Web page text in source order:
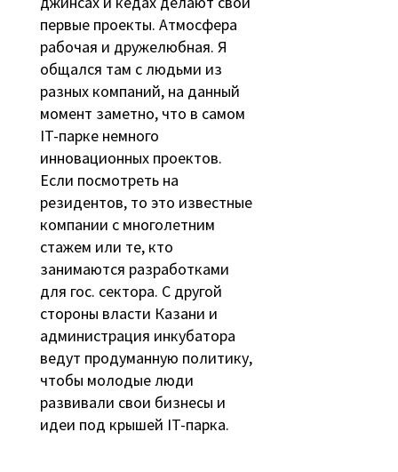
первые проекты. Атмосфера
рабочая и дружелюбная. Я
общался там с людьми из
разных компаний, на данный
момент заметно, что в самом
IT-парке немного
инновационных проектов.
Если посмотреть на
резидентов, то это известные
компании с многолетним
стажем или те, кто
занимаются разработками
для гос. сектора. С другой
стороны власти Казани и
администрация инкубатора
ведут продуманную политику,
чтобы молодые люди
развивали свои бизнесы и
идеи под крышей IT-парка.